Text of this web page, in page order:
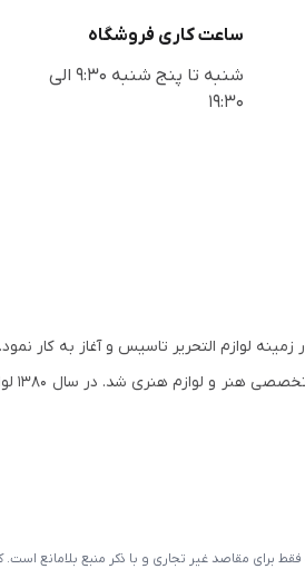
ساعت کاری فروشگاه
شنبه تا پنج شنبه 9:30 الی
19:30
افق در سال ۱۳۷۸ در زمینه لوازم التحریر
برای مقاصد غیر تجاری و با ذکر منبع بلامانع